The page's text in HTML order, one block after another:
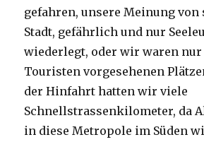
gefahren, unsere Meinung von
Stadt, gefährlich und nur
wiederlegt, oder wir waren nur
Touristen vorgesehenen
der Hinfahrt hatten wir viele
Schnellstrassenkilometer, da
in diese Metropole im Süden